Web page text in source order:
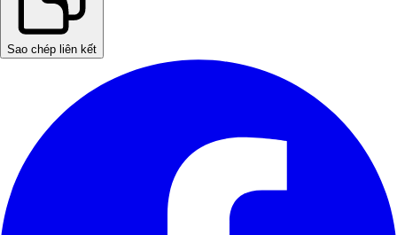
Sao chép liên kết